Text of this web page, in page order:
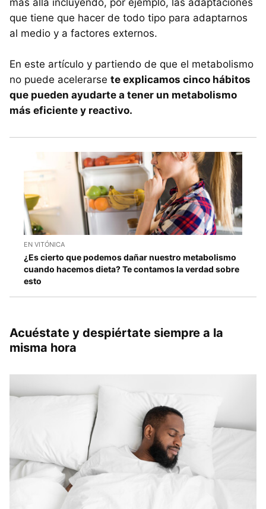
que tiene que hacer de todo tipo para adaptarnos
al medio y a factores externos.
En este artículo y partiendo de que el metabolismo
no puede acelerarse te explicamos cinco hábitos
que pueden ayudarte a tener un metabolismo
más eficiente y reactivo.
EN VITÓNICA
¿Es cierto que podemos dañar nuestro metabolismo
cuando hacemos dieta? Te contamos la verdad sobre
esto
Acuéstate y despiértate siempre a la
misma hora